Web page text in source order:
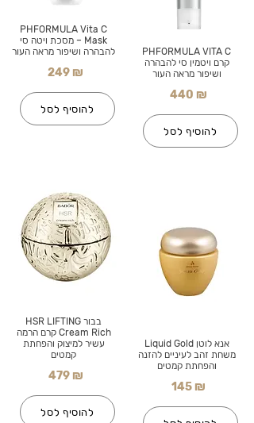
PHFORMULA Vita C
Mask – מסכת ויטה סי
להבהרה ושיפור מראה העור
249 ₪
להוסיף לסל
בבור HSR LIFTING
Cream Rich קרם הרמה
עשיר למיצוק והפחתת
קמטים
479 ₪
להוסיף לסל
PHFORMULA VITA C
קרם ויטמין סי להבהרה
ושיפור מראה העור
440 ₪
להוסיף לסל
אנא לוטן Liquid Gold
משחת זהב לעיניים להזנה
והפחתת קמטים
145 ₪